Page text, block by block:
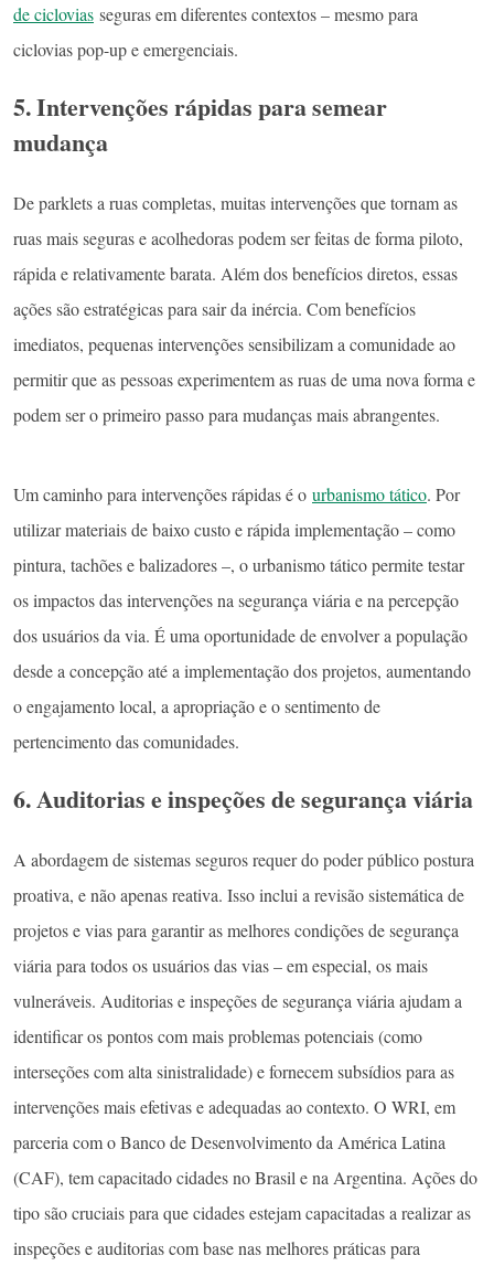
de ciclovias seguras em diferentes contextos – mesmo para
ciclovias pop-up e emergenciais.
5. Intervenções rápidas para semear
mudança
De parklets a ruas completas, muitas intervenções que tornam as
ruas mais seguras e acolhedoras podem ser feitas de forma piloto,
rápida e relativamente barata. Além dos benefícios diretos, essas
ações são estratégicas para sair da inércia. Com benefícios
imediatos, pequenas intervenções sensibilizam a comunidade ao
permitir que as pessoas experimentem as ruas de uma nova forma e
podem ser o primeiro passo para mudanças mais abrangentes.
Um caminho para intervenções rápidas é o urbanismo tático. Por
utilizar materiais de baixo custo e rápida implementação – como
pintura, tachões e balizadores –, o urbanismo tático permite testar
os impactos das intervenções na segurança viária e na percepção
dos usuários da via. É uma oportunidade de envolver a população
desde a concepção até a implementação dos projetos, aumentando
o engajamento local, a apropriação e o sentimento de
pertencimento das comunidades.
6. Auditorias e inspeções de segurança viária
A abordagem de sistemas seguros requer do poder público postura
proativa, e não apenas reativa. Isso inclui a revisão sistemática de
projetos e vias para garantir as melhores condições de segurança
viária para todos os usuários das vias – em especial, os mais
vulneráveis. Auditorias e inspeções de segurança viária ajudam a
identificar os pontos com mais problemas potenciais (como
interseções com alta sinistralidade) e fornecem subsídios para as
intervenções mais efetivas e adequadas ao contexto. O WRI, em
parceria com o Banco de Desenvolvimento da América Latina
(CAF), tem capacitado cidades no Brasil e na Argentina. Ações do
tipo são cruciais para que cidades estejam capacitadas a realizar as
inspeções e auditorias com base nas melhores práticas para